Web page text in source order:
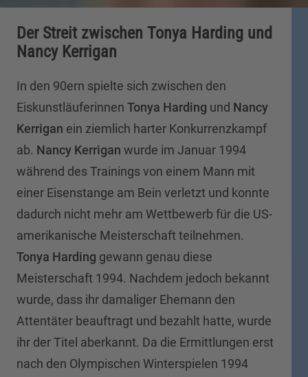
Der Streit zwischen Tonya Harding und
Nancy Kerrigan
In den 90ern spielte sich zwischen den
Eiskunstläuferinnen Tonya Harding und Nancy
Kerrigan ein ziemlich harter Konkurrenzkampf
ab. Nancy Kerrigan wurde im Januar 1994
während des Trainings von einem Mann mit
einer Eisenstange am Bein verletzt und konnte
dadurch nicht mehr am Wettbewerb für die US-
amerikanische Meisterschaft teilnehmen.
Tonya Harding gewann genau diese
Meisterschaft 1994. Nachdem jedoch bekannt
wurde, dass ihr damaliger Ehemann den
Attentäter beauftragt und bezahlt hatte, wurde
ihr der Titel aberkannt. Da die Ermittlungen erst
nach den Olympischen Winterspielen 1994